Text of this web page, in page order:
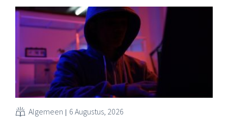
arbeidswetgeving een hinderpaal. Is er een gelijk
speelveld?
Algemeen 6 Augustus, 2026